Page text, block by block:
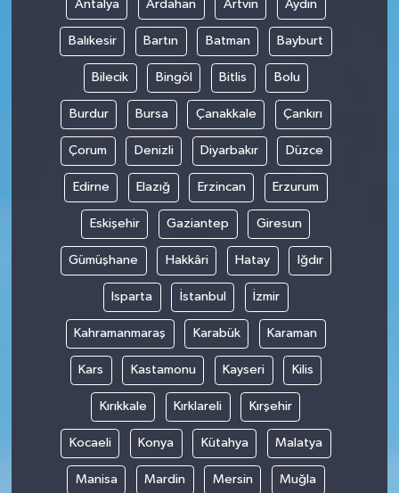
Antalya Ardahan Artvin Aydın
Balıkesir Bartın Batman Bayburt
Bilecik Bingöl Bitlis Bolu
Burdur Bursa Çanakkale Çankırı
Çorum Denizli Diyarbakır Düzce
Edirne Elazığ Erzincan Erzurum
Eskişehir Gaziantep Giresun
Gümüşhane Hakkâri Hatay Iğdır
Isparta İstanbul İzmir
Kahramanmaraş Karabük Karaman
Kars Kastamonu Kayseri Kilis
Kırıkkale Kırklareli Kırşehir
Kocaeli Konya Kütahya Malatya
Manisa Mardin Mersin Muğla